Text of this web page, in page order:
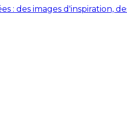
: des images d'inspiration,